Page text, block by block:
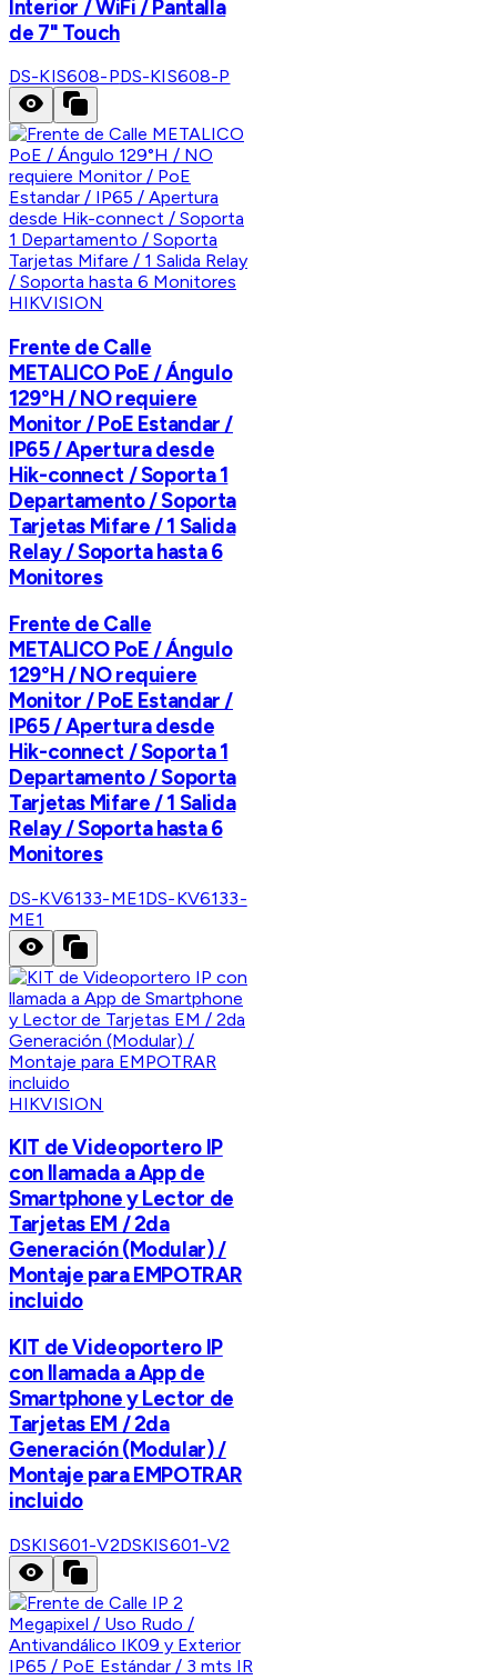
Interior / WiFi / Pantalla
de 7" Touch
DS-KIS608-PDS-KIS608-P
HIKVISION
Frente de Calle
METALICO PoE / Ángulo
129°H / NO requiere
Monitor / PoE Estandar /
IP65 / Apertura desde
Hik-connect / Soporta 1
Departamento / Soporta
Tarjetas Mifare / 1 Salida
Relay / Soporta hasta 6
Monitores
Frente de Calle
METALICO PoE / Ángulo
129°H / NO requiere
Monitor / PoE Estandar /
IP65 / Apertura desde
Hik-connect / Soporta 1
Departamento / Soporta
Tarjetas Mifare / 1 Salida
Relay / Soporta hasta 6
Monitores
DS-KV6133-ME1DS-KV6133-
ME1
HIKVISION
KIT de Videoportero IP
con llamada a App de
Smartphone y Lector de
Tarjetas EM / 2da
Generación (Modular) /
Montaje para EMPOTRAR
incluido
KIT de Videoportero IP
con llamada a App de
Smartphone y Lector de
Tarjetas EM / 2da
Generación (Modular) /
Montaje para EMPOTRAR
incluido
DSKIS601-V2DSKIS601-V2